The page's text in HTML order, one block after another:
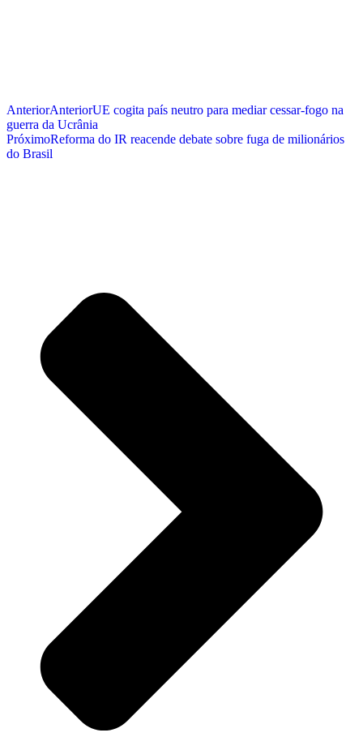
AnteriorAnteriorUE cogita país neutro para mediar cessar-fogo na
guerra da Ucrânia
PróximoReforma do IR reacende debate sobre fuga de milionários
do Brasil